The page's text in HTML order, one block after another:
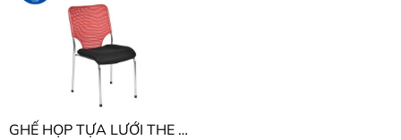
GHẾ HỌP TỰA LƯỚI THE ONE GL405